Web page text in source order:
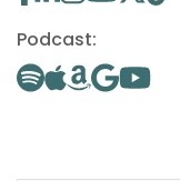
Podcast: